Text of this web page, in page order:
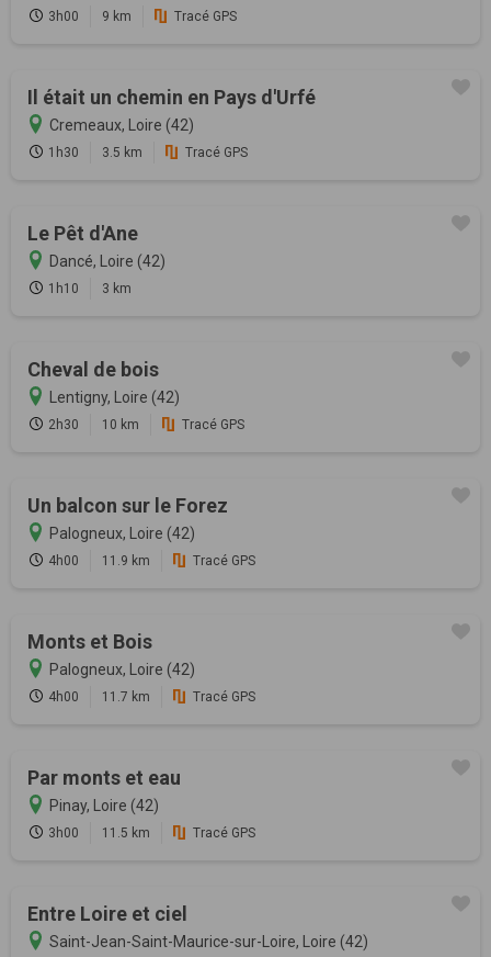
3h00 9 km Tracé GPS
Il était un chemin en Pays d'Urfé
Cremeaux, Loire (42)
1h30 3.5 km Tracé GPS
Le Pêt d'Ane
Dancé, Loire (42)
1h10 3 km
Cheval de bois
Lentigny, Loire (42)
2h30 10 km Tracé GPS
Un balcon sur le Forez
Palogneux, Loire (42)
4h00 11.9 km Tracé GPS
Monts et Bois
Palogneux, Loire (42)
4h00 11.7 km Tracé GPS
Par monts et eau
Pinay, Loire (42)
3h00 11.5 km Tracé GPS
Entre Loire et ciel
Saint-Jean-Saint-Maurice-sur-Loire, Loire (42)